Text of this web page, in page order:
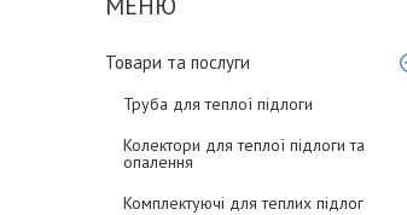
Товари та послуги
Труба для теплої підлоги
Колектори для теплої підлоги та
опалення
Комплектуючі для теплих підлог